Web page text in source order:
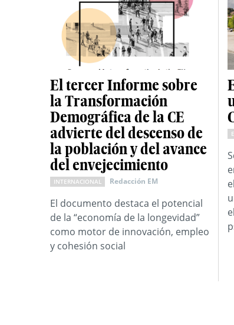
El tercer Informe sobre
la Transformación
Demográfica de la CE
advierte del descenso de
la población y del avance
del envejecimiento
INTERNACIONAL Redacción EM
El documento destaca el potencial
de la “economía de la longevidad”
como motor de innovación, empleo
y cohesión social